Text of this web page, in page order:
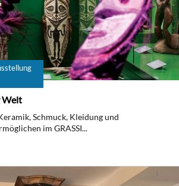
Welt
Schmuck, Kleidung und
im GRASSI...